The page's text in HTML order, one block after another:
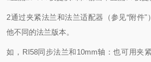
2通过夹紧法兰和法兰适配器（参见“附件"
他不同的法兰版本。
如，RI58同步法兰和10mm轴：也可用夹